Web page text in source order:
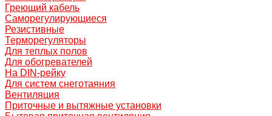
Греющий кабель
Саморегулирующиеся
Резистивные
Терморегуляторы
Для теплых полов
Для обогревателей
На DIN-рейку
Для систем снеготаяния
Вентиляция
Приточные и вытяжные установки